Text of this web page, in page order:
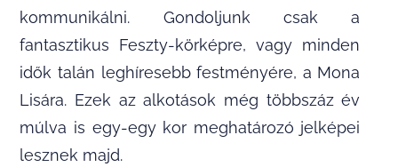
kommunikálni. Gondoljunk csak a
fantasztikus Feszty-körképre, vagy minden
idők talán leghíresebb festményére, a Mona
Lisára. Ezek az alkotások még többszáz év
múlva is egy-egy kor meghatározó jelképei
lesznek majd.